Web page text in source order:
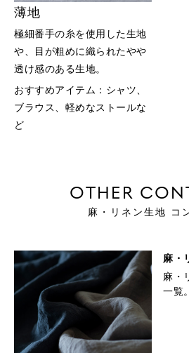
薄地
極細番手の糸を使用した生地
や、目が粗めに織られたやや
透け感のある生地。
おすすめアイテム：シャツ、
ブラウス、軽めなストールな
ど
OTHER
麻・リネン生地 コ
麻・
麻・
一覧。